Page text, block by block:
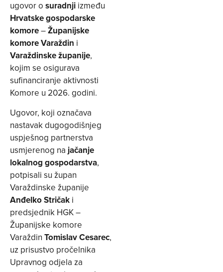
ugovor o suradnji između
Hrvatske gospodarske
komore–Županijske
komore Varaždin i
Varaždinske županije,
kojim se osigurava
sufinanciranje aktivnosti
Komore u 2026. godini.
Ugovor, koji označava
nastavak dugogodišnjeg
uspješnog partnerstva
usmjerenog na jačanje
lokalnog gospodarstva,
potpisali su župan
Varaždinske županije
Anđelko Stričak i
predsjednik HGK –
Županijske komore
Varaždin Tomislav Cesarec,
uz prisustvo pročelnika
Upravnog odjela za